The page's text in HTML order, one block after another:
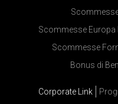
Scommesse Europa
Scommesse
Bonus di
Corporate Link